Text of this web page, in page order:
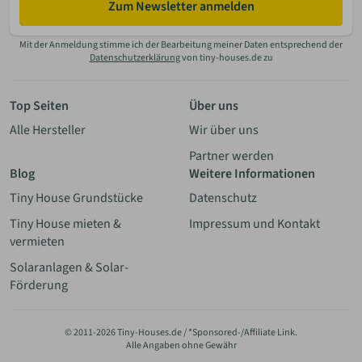
Zum Newsletter anmelden
Mit der Anmeldung stimme ich der Bearbeitung meiner Daten entsprechend der
Datenschutzerklärungvon tiny-houses.de zu
Top Seiten
Alle Hersteller
Über uns
Wir über uns
Partner werden
Blog
Tiny House Grundstücke
Tiny House mieten &
vermieten
Solaranlagen & Solar-
Förderung
Weitere Informationen
Datenschutz
Impressum und Kontakt
© 2011-2026 Tiny-Houses.de / *Sponsored-/Affiliate Link.
Alle Angaben ohne Gewähr